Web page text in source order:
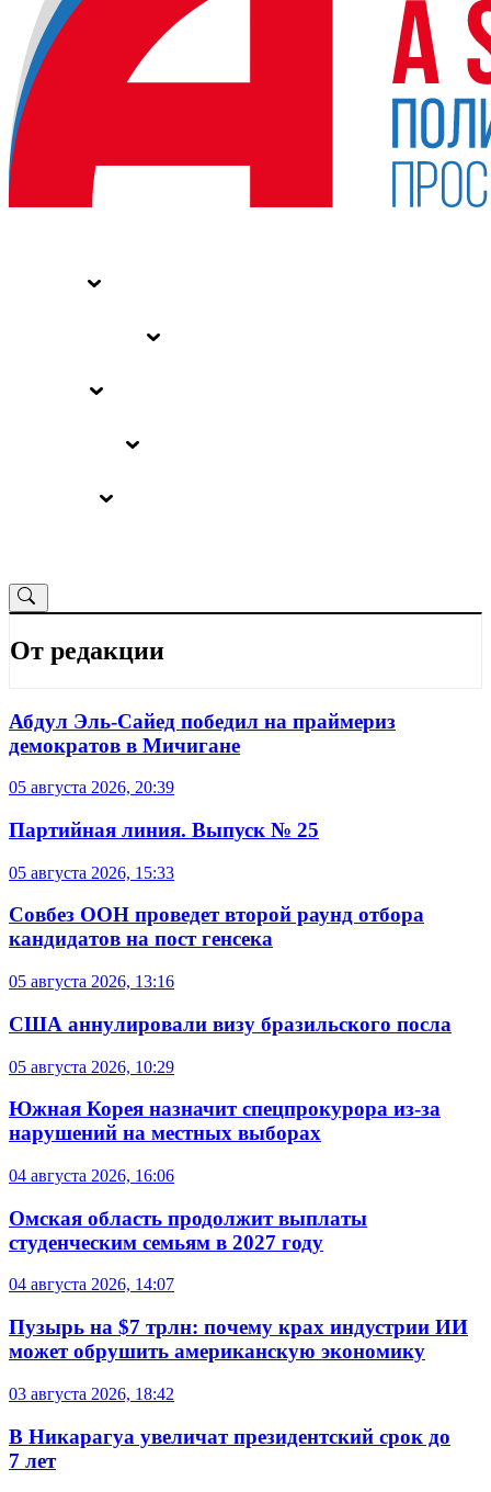
От редакции
Абдул Эль-Сайед победил на праймериз
демократов в Мичигане
05 августа 2026, 20:39
Партийная линия. Выпуск № 25
05 августа 2026, 15:33
Совбез ООН проведет второй раунд отбора
кандидатов на пост генсека
05 августа 2026, 13:16
США аннулировали визу бразильского посла
05 августа 2026, 10:29
Южная Корея назначит спецпрокурора из-за
нарушений на местных выборах
04 августа 2026, 16:06
Омская область продолжит выплаты
студенческим семьям в 2027 году
04 августа 2026, 14:07
Пузырь на $7 трлн: почему крах индустрии ИИ
может обрушить американскую экономику
03 августа 2026, 18:42
В Никарагуа увеличат президентский срок до
7 лет